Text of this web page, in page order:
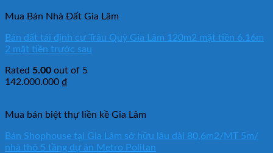
Mua Bán Nhà Đất Gia Lâm
Bán đất tái định cư Trâu Quỳ Gia Lâm 120m2 mặt tiền 6.16m
2 mặt tiền trước sau
Rated 5.00 out of 5
142.000.000 ₫
Mua bán biệt thự liền kề Gia Lâm
Bán Shophouse tại Gia Lâm sở hữu lâu dài 80,6m2/MT 5m/
nhà thô 5 tầng dự án Metro Politan